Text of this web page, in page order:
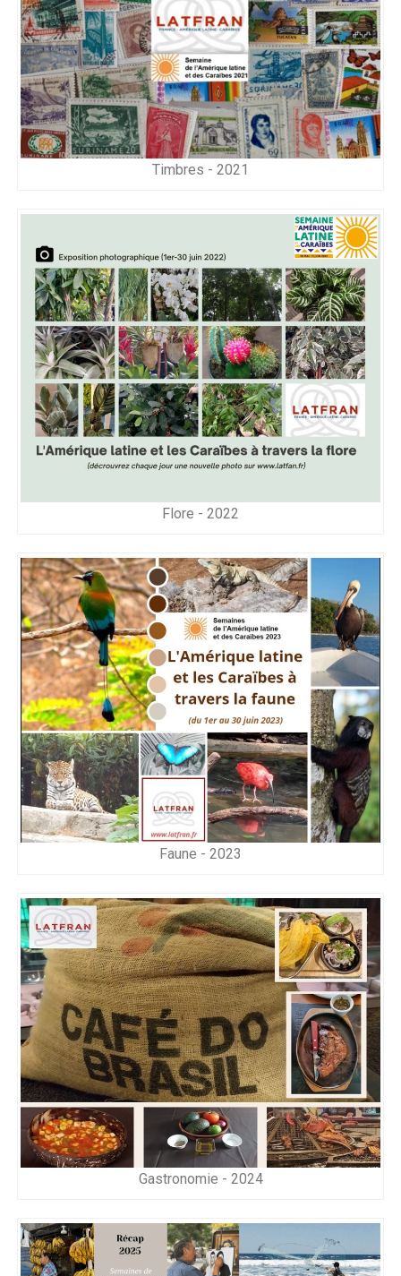
Timbres - 2021
Flore - 2022
Faune - 2023
Gastronomie - 2024